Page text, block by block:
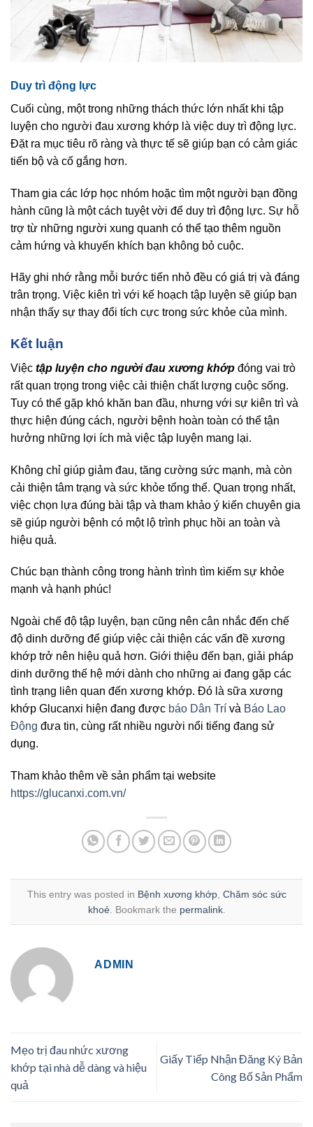
Duy trì động lực
Cuối cùng, một trong những thách thức lớn nhất khi tập
luyện cho người đau xương khớp là việc duy trì động lực.
Đặt ra mục tiêu rõ ràng và thực tế sẽ giúp bạn có cảm giác
tiến bộ và cố gắng hơn.
Tham gia các lớp học nhóm hoặc tìm một người bạn đồng
hành cũng là một cách tuyệt vời để duy trì động lực. Sự hỗ
trợ từ những người xung quanh có thể tạo thêm nguồn
cảm hứng và khuyến khích bạn không bỏ cuộc.
Hãy ghi nhớ rằng mỗi bước tiến nhỏ đều có giá trị và đáng
trân trọng. Việc kiên trì với kế hoạch tập luyện sẽ giúp bạn
nhận thấy sự thay đổi tích cực trong sức khỏe của mình.
Kết luận
Việc tập luyện cho người đau xương khớp đóng vai trò
rất quan trọng trong việc cải thiện chất lượng cuộc sống.
Tuy có thể gặp khó khăn ban đầu, nhưng với sự kiên trì và
thực hiện đúng cách, người bệnh hoàn toàn có thể tận
hưởng những lợi ích mà việc tập luyện mang lại.
Không chỉ giúp giảm đau, tăng cường sức mạnh, mà còn
cải thiện tâm trạng và sức khỏe tổng thể. Quan trọng nhất,
việc chọn lựa đúng bài tập và tham khảo ý kiến chuyên gia
sẽ giúp người bệnh có một lộ trình phục hồi an toàn và
hiệu quả.
Chúc bạn thành công trong hành trình tìm kiếm sự khỏe
mạnh và hạnh phúc!
Ngoài chế độ tập luyện, bạn cũng nên cân nhắc đến chế
độ dinh dưỡng để giúp việc cải thiện các vấn đề xương
khớp trở nên hiệu quả hơn. Giới thiệu đến bạn, giải pháp
dinh dưỡng thế hệ mới dành cho những ai đang gặp các
tình trạng liên quan đến xương khớp. Đó là sữa xương
khớp Glucanxi hiện đang được báo Dân Trí và Báo Lao
Động đưa tin, cùng rất nhiều người nổi tiếng đang sử
dụng.
Tham khảo thêm về sản phẩm tại website
https://glucanxi.com.vn/
This entry was posted in Bệnh xương khớp, Chăm sóc sức
khoẻ. Bookmark the permalink.
ADMIN
Mẹo trị đau nhức xương
khớp tại nhà dễ dàng và hiệu
quả
Giấy Tiếp Nhận Đăng Ký Bản
Công Bố Sản Phẩm